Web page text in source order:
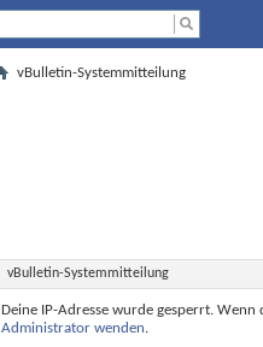
vBulletin-Systemmitteilung
vBulletin-Systemmitteilung
Deine IP-Adresse wurde gesperrt.
Administrator wenden.